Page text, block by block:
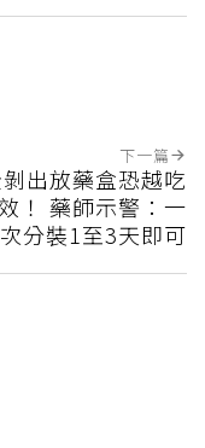
下一篇
出放藥盒恐越吃
！ 藥師示警：一
次分裝1至3天即可